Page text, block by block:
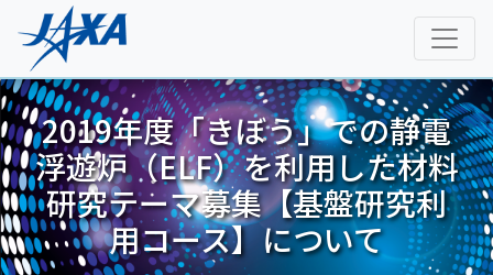
2019年度「きぼう」での静電
浮遊炉（ELF）を利用した材料
研究テーマ募集【基盤研究利
用コース】について